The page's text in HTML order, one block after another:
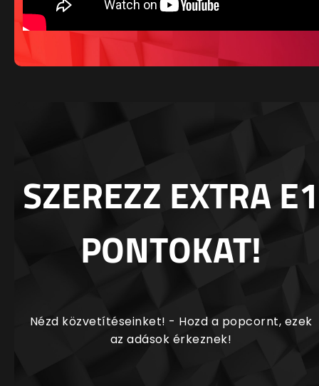
SZEREZZ EXTRA E1
PONTOKAT!
Nézd közvetítéseinket! - Hozd a popcornt, ezek
az adások érkeznek!